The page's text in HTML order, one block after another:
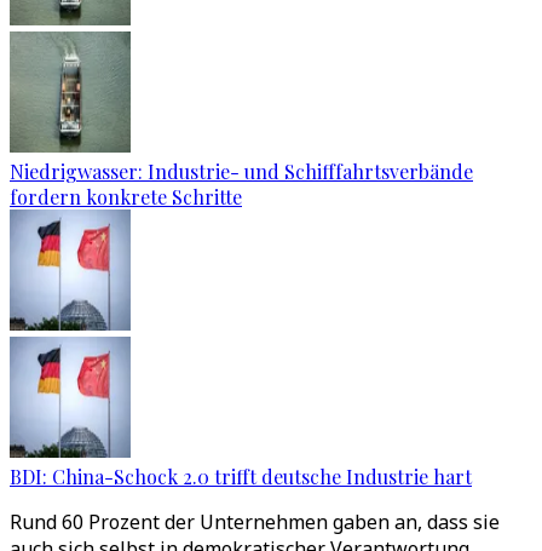
Niedrigwasser: Industrie- und Schifffahrtsverbände
fordern konkrete Schritte
BDI: China-Schock 2.0 trifft deutsche Industrie hart
Rund 60 Prozent der Unternehmen gaben an, dass sie